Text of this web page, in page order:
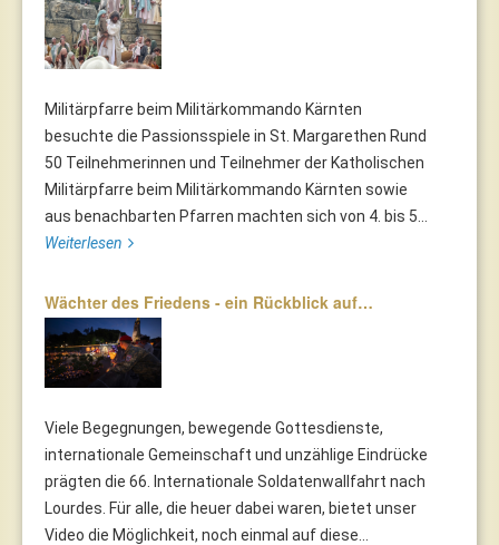
Militärpfarre beim Militärkommando Kärnten
besuchte die Passionsspiele in St. Margarethen Rund
50 Teilnehmerinnen und Teilnehmer der Katholischen
Militärpfarre beim Militärkommando Kärnten sowie
aus benachbarten Pfarren machten sich von 4. bis 5...
Weiterlesen
Wächter des Friedens - ein Rückblick auf…
Viele Begegnungen, bewegende Gottesdienste,
internationale Gemeinschaft und unzählige Eindrücke
prägten die 66. Internationale Soldatenwallfahrt nach
Lourdes. Für alle, die heuer dabei waren, bietet unser
Video die Möglichkeit, noch einmal auf diese...